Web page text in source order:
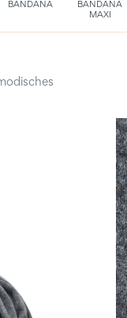
BANDANA
BANDANA
MAXI